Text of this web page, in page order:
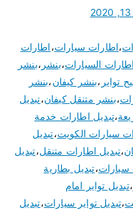
،اطارات سيارات،اطارات
السيارات،بنشر ،بنشر
تواير ،بنشر كيفان،بنشر
،بنشر متنقل كيفان،تبديل
،تبديل اطارات خدمة
سيارات الكويت،تبديل
،تبديل اطارات متنقل،تبديل
سيارات،تبديل بطارية
،تبديل تواير امام
،تبديل تواير سيارات،تبديل